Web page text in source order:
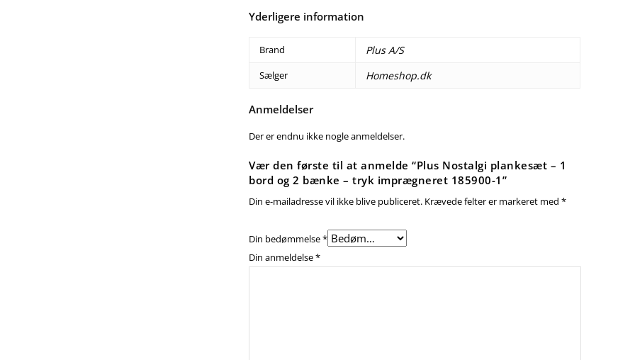
Yderligere information
Brand Plus A/S
Sælger Homeshop.dk
Anmeldelser
Der er endnu ikke nogle anmeldelser.
Vær den første til at anmelde “Plus Nostalgi plankesæt – 1
bord og 2 bænke – tryk imprægneret 185900-1”
Din e-mailadresse vil ikke blive publiceret. Krævede felter er markeret med*
Din bedømmelse*
Din anmeldelse*